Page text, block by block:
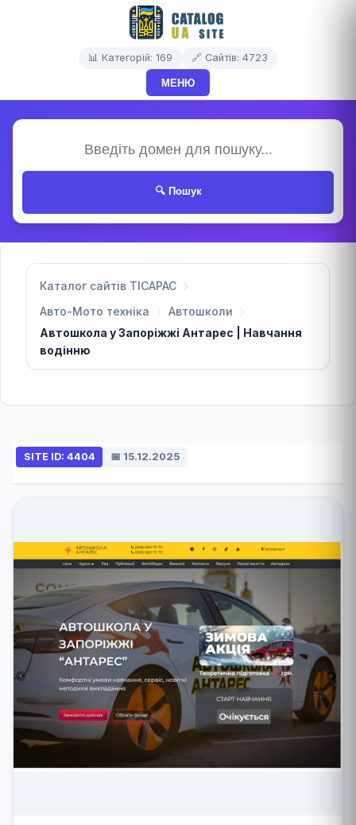
📊 Категорій: 169 🔗 Сайтів: 4723
МЕНЮ
🔍 Пошук
Каталог сайтів TICAPAC
Авто-Мото техніка
Автошколи
Автошкола у Запоріжжі Антарес | Навчання
водінню
SITE ID: 4404 📅 15.12.2025